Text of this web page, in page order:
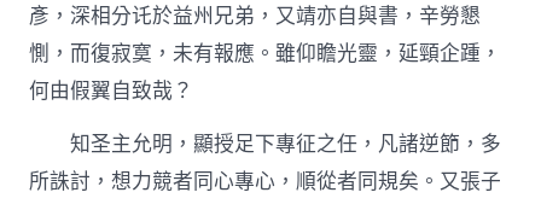
彥，深相分讬於益州兄弟，又靖亦自與書，辛勞懇
惻，而復寂寞，未有報應。雖仰瞻光靈，延頸企踵，
何由假翼自致哉？
知圣主允明，顯授足下專征之任，凡諸逆節，多
所誅討，想力競者同心專心，順從者同規矣。又張子